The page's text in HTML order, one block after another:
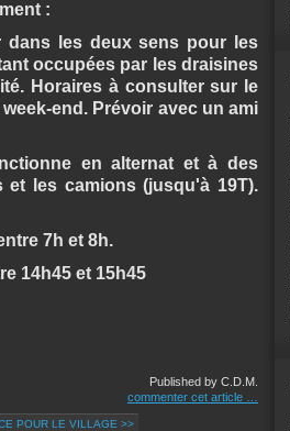
:
les deux sens pour les
occupées par les draisines
Horaires à consulter sur le
end. Prévoir avec un ami
en alternat et à des
les camions (jusqu'à 19T).
7h et 8h.
14h45 et 15h45
Published by C.D.M.
commenter cet article
POUR LE VILLAGE >>